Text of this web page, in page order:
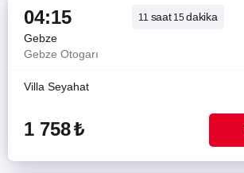
04:15 11 saat15dakika
Gebze
Gebze Otogarı
Villa Seyahat
1 758₺